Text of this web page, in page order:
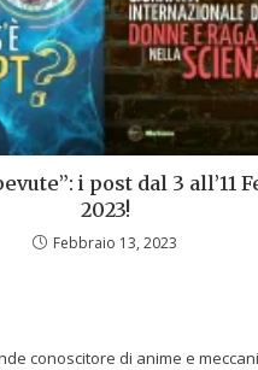
i post dal 3 all’11
2023!
Febbraio 13, 2023
conoscitore di anime e